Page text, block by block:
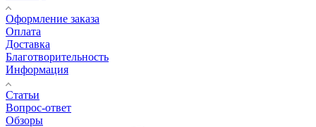
Оформление заказа
Оплата
Доставка
Благотворительность
Информация
Статьи
Вопрос-ответ
Обзоры